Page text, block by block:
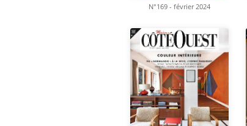
N°169 - février 2024